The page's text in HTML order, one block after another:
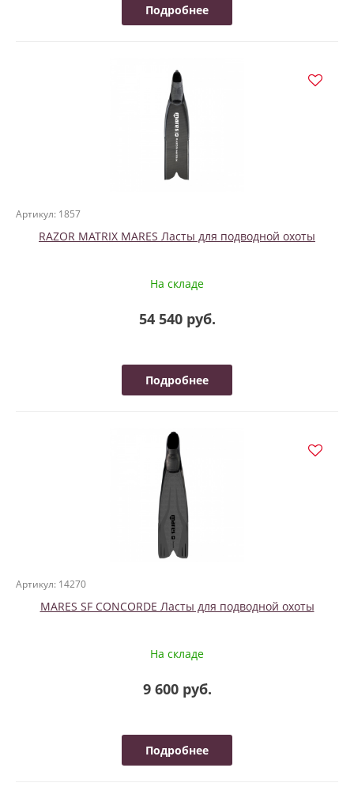
Подробнее
Артикул: 1857
RAZOR MATRIX MARES Ласты для подводной охоты
На складе
54 540 руб.
Подробнее
Артикул: 14270
MARES SF CONCORDE Ласты для подводной охоты
На складе
9 600 руб.
Подробнее